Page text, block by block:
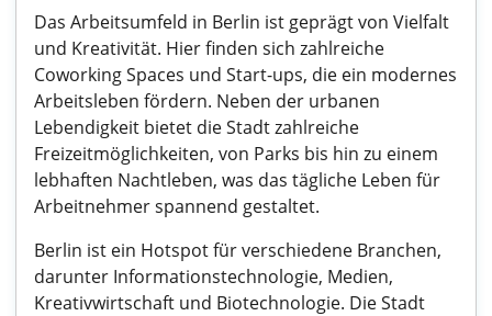
Das Arbeitsumfeld in Berlin ist geprägt von Vielfalt
und Kreativität. Hier finden sich zahlreiche
Coworking Spaces und Start-ups, die ein modernes
Arbeitsleben fördern. Neben der urbanen
Lebendigkeit bietet die Stadt zahlreiche
Freizeitmöglichkeiten, von Parks bis hin zu einem
lebhaften Nachtleben, was das tägliche Leben für
Arbeitnehmer spannend gestaltet.
Berlin ist ein Hotspot für verschiedene Branchen,
darunter Informationstechnologie, Medien,
Kreativwirtschaft und Biotechnologie. Die Stadt